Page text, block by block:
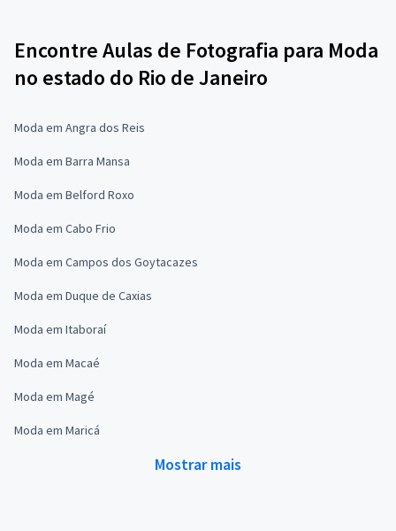
Encontre Aulas de Fotografia para Moda
no estado do Rio de Janeiro
Moda em Angra dos Reis
Moda em Barra Mansa
Moda em Belford Roxo
Moda em Cabo Frio
Moda em Campos dos Goytacazes
Moda em Duque de Caxias
Moda em Itaboraí
Moda em Macaé
Moda em Magé
Moda em Maricá
Mostrar mais